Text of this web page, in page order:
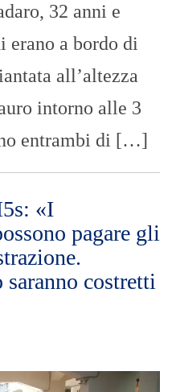
32 anni e
erano a bordo di
all’altezza
intorno alle 3
entrambi di […]
«I
pagare gli
costretti